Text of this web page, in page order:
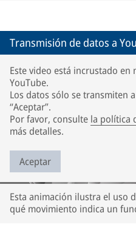
Transmisión de datos a
Este video está incrustado
YouTube.
Los datos sólo se transmiten
“Aceptar”.
Por favor, consulte la política
más detalles.
Aceptar
Esta animación ilustra el uso
qué movimiento indica un